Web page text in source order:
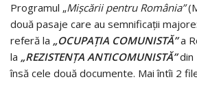
Programul „Mişcării pentru România”
două pasaje care au semnificaţii
referă la „OCUPAŢIA COMUNISTĂ”a
la „REZISTENŢA ANTICOMUNISTĂ”din
însă cele două documente. Mai întîi 2